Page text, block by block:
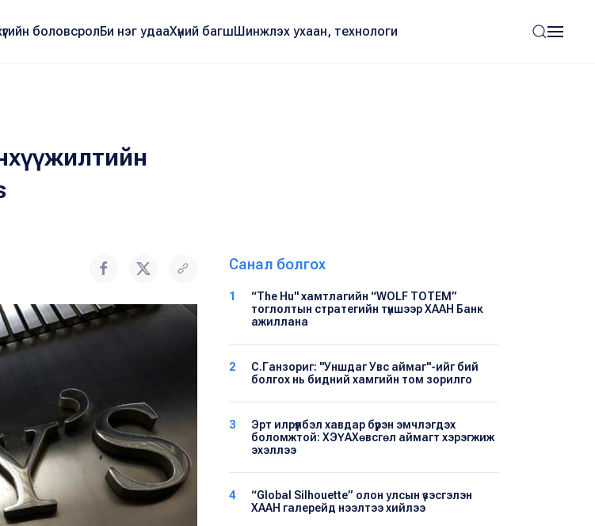
боловсролБи нэг удааХүний багшШинжлэх ухаан, технологи
Санал болгох
1
“The Hu" хамтлагийн “WOLF TOTEM”
тоглолтын стратегийн түншээр ХААН Банк
ажиллана
2
С.Ганзориг: "Уншдаг Увс аймаг"-ийг бий
болгох нь бидний хамгийн том зорилго
3
Эрт илрүүлбэл хавдар бүрэн эмчлэгдэх
боломжтой: ХЭҮА​Хөвсгөл аймагт хэрэгжиж
эхэллээ
4
“Global Silhouette” олон улсын үзэсгэлэн
ХААН галерейд нээлтээ хийлээ